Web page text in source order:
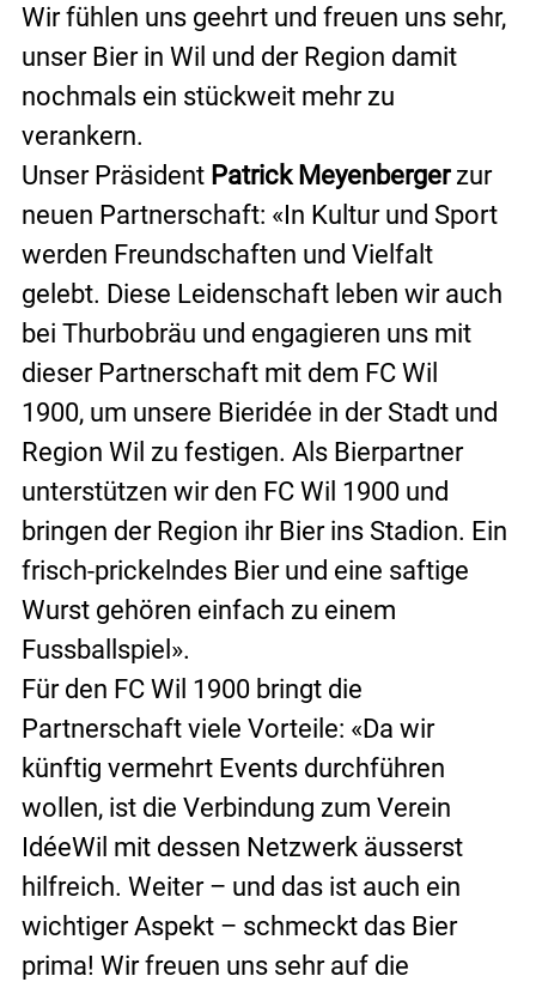
Wir fühlen uns geehrt und freuen uns sehr,
unser Bier in Wil und der Region damit
nochmals ein stückweit mehr zu
verankern.
Unser Präsident Patrick Meyenberger zur
neuen Partnerschaft: «In Kultur und Sport
werden Freundschaften und Vielfalt
gelebt. Diese Leidenschaft leben wir auch
bei Thurbobräu und engagieren uns mit
dieser Partnerschaft mit dem FC Wil
1900, um unsere Bieridée in der Stadt und
Region Wil zu festigen. Als Bierpartner
unterstützen wir den FC Wil 1900 und
bringen der Region ihr Bier ins Stadion. Ein
frisch-prickelndes Bier und eine saftige
Wurst gehören einfach zu einem
Fussballspiel».
Für den FC Wil 1900 bringt die
Partnerschaft viele Vorteile: «Da wir
künftig vermehrt Events durchführen
wollen, ist die Verbindung zum Verein
IdéeWil mit dessen Netzwerk äusserst
hilfreich. Weiter – und das ist auch ein
wichtiger Aspekt – schmeckt das Bier
prima! Wir freuen uns sehr auf die